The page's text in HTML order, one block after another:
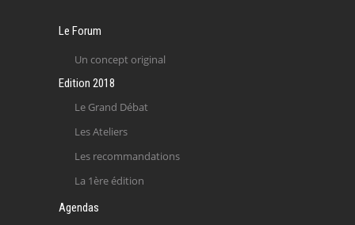
Le Forum
Un concept original
Edition 2018
Le Grand Débat
Les Ateliers
Les recommandations
La 1ère édition
Agendas